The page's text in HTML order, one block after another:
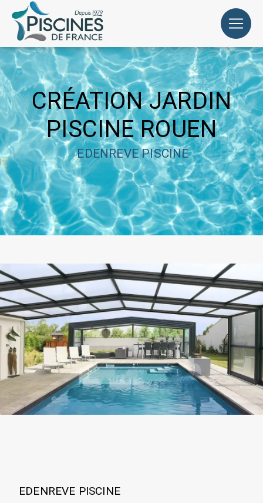
CRÉATION JARDIN
PISCINE ROUEN
EDENREVE PISCINE
EDENREVE PISCINE
Panneau de gestion des cookies